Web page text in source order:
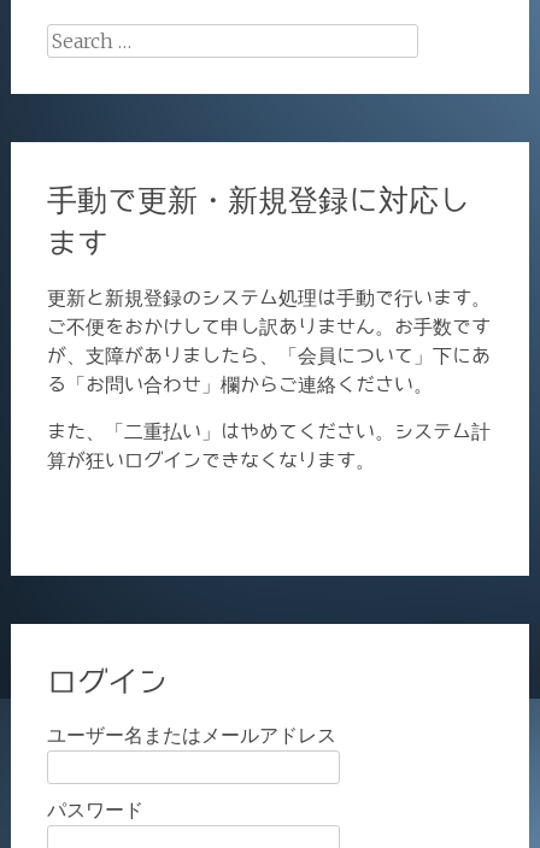
Search
手動で更新・新規登録に対応し
ます
更新と新規登録のシステム処理は手動で行います。
ご不便をおかけして申し訳ありません。お手数です
が、支障がありましたら、「会員について」下にあ
る「お問い合わせ」欄からご連絡ください。
また、「二重払い」はやめてください。システム計
算が狂いログインできなくなります。
ログイン
ユーザー名またはメールアドレス
パスワード